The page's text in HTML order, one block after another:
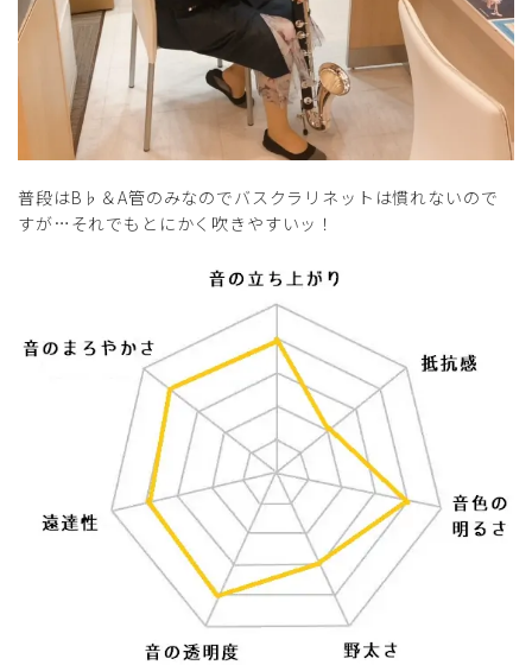
普段はB♭＆A管のみなのでバスクラリネットは慣れないので
すが…それでもとにかく吹きやすいッ！